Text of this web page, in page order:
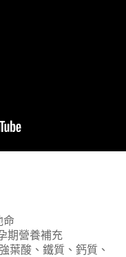
命
期營養補充
葉酸、鐵質、鈣質、